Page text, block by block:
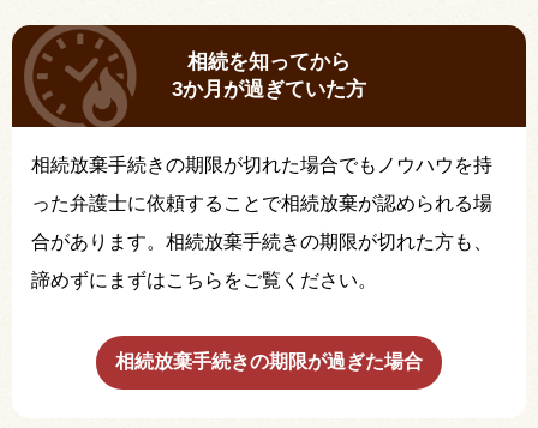
相続を知ってから
3か月が過ぎていた方
相続放棄手続きの期限が切れた場合でもノウハウを持
った弁護士に依頼することで相続放棄が認められる場
合があります。相続放棄手続きの期限が切れた方も、
諦めずにまずはこちらをご覧ください。
相続放棄手続きの期限が過ぎた場合